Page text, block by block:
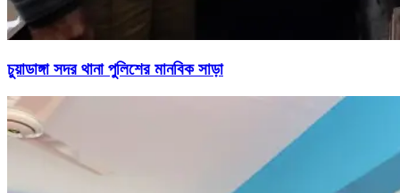
চুয়াডাঙ্গা সদর থানা পুলিশের মানবিক সাড়া